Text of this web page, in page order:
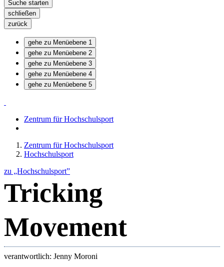
schließen
zurück
gehe zu Menüebene 1
gehe zu Menüebene 2
gehe zu Menüebene 3
gehe zu Menüebene 4
gehe zu Menüebene 5
Zentrum für Hochschulsport
Zentrum für Hochschulsport
Hochschulsport
zu „Hochschulsport”
Tricking
Movement
verantwortlich: Jenny Moroni